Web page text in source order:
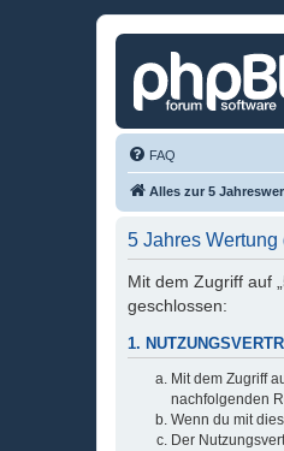
FAQ
Alles zur 5
5 Jahres
Mit dem Zugriff auf
geschlossen:
1.
Mit dem Zugriff
nachfolgenden
Wenn du mit
Der